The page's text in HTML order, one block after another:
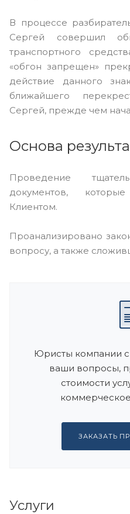
В процессе
Сергей совершил
транспортного
«обгон запрещен»
действие данного
ближайшего
Сергей, прежде чем
Основа
Проведение
документов,
Клиентом.
Проанализировано
вопросу, а также
Юристы компании с
ваши вопросы,
стоимости
ЗАКАЗАТЬ
Услуги